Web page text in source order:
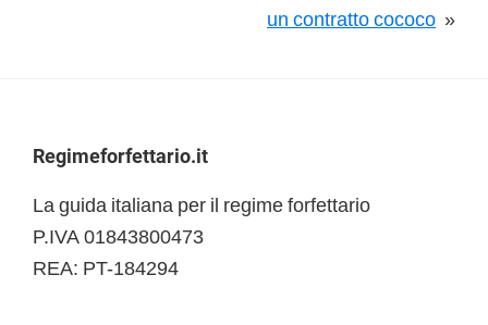
un contratto cococo »
Footer
Regimeforfettario.it
La guida italiana per il regime forfettario
P.IVA 01843800473
REA: PT-184294